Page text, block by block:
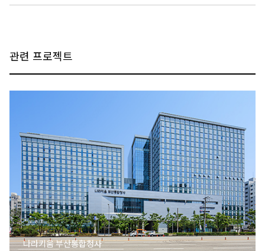
관련 프로젝트
나라키움 부산통합청사